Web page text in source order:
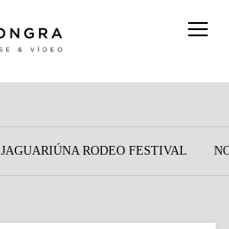
JAGUARIÚNA RODEO FESTIVAL